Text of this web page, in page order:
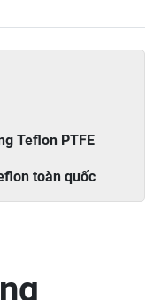
Teflon PTFE
toàn quốc